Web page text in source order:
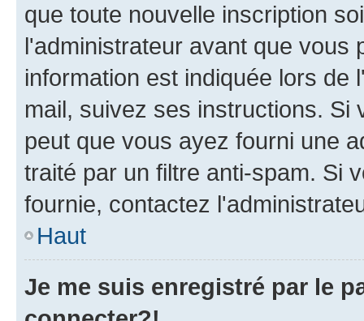
que toute nouvelle inscription
l'administrateur avant que vous
information est indiquée lors
mail, suivez ses instructions.
peut que vous ayez fourni une
traité par un filtre anti-spam. Si
fournie, contactez
Haut
Je me suis enregistré par le